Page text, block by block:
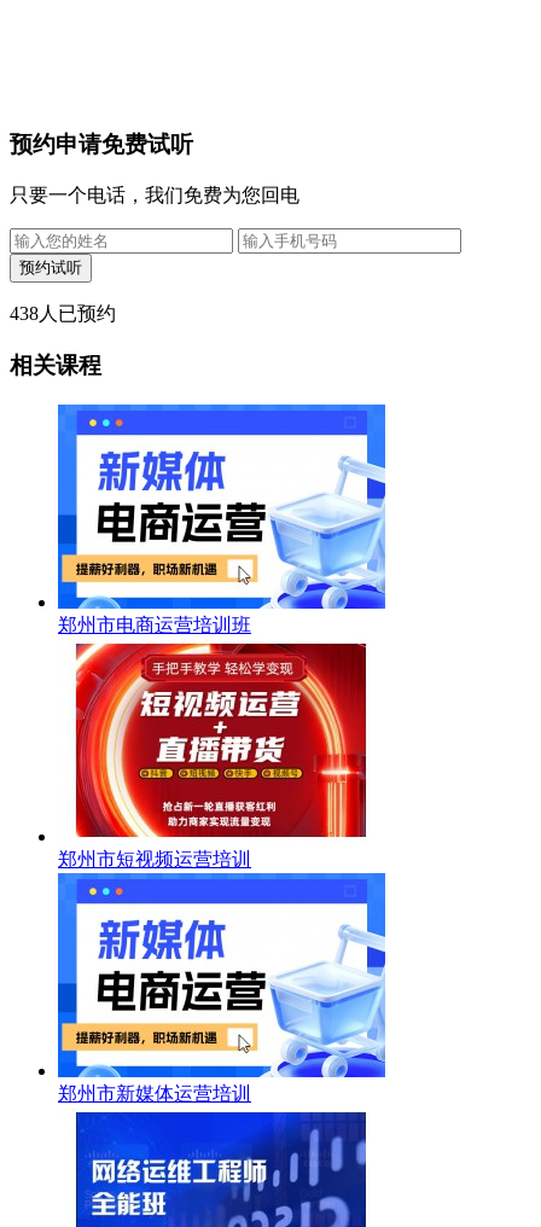
预约申请免费试听
只要一个电话，我们免费为您回电
438人已预约
相关课程
郑州市电商运营培训班
郑州市短视频运营培训
郑州市新媒体运营培训